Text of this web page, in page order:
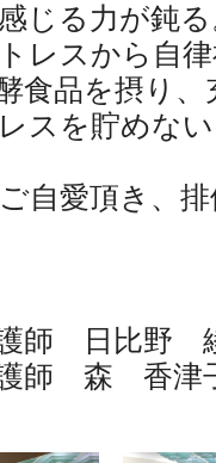
じる力が鈍
レスから自
食品を摂り
スを貯めな
自愛頂き、
護師 日比野
護師 森 香津